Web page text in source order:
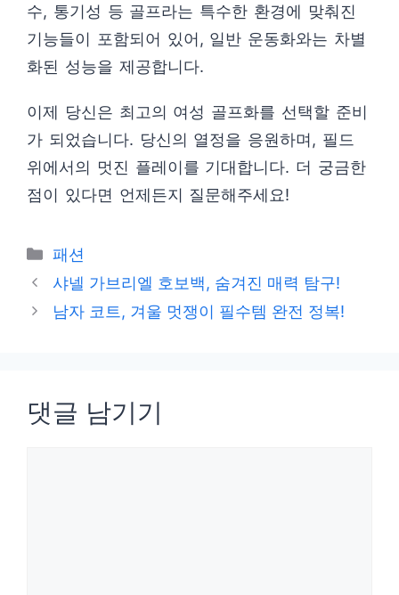
수, 통기성 등 골프라는 특수한 환경에 맞춰진
기능들이 포함되어 있어, 일반 운동화와는 차별
화된 성능을 제공합니다.
이제 당신은 최고의 여성 골프화를 선택할 준비
가 되었습니다. 당신의 열정을 응원하며, 필드
위에서의 멋진 플레이를 기대합니다. 더 궁금한
점이 있다면 언제든지 질문해주세요!
카
테
리
패션
샤넬 가브리엘 호보백, 숨겨진 매력 탐구!
남자 코트, 겨울 멋쟁이 필수템 완전 정복!
댓글 남기기